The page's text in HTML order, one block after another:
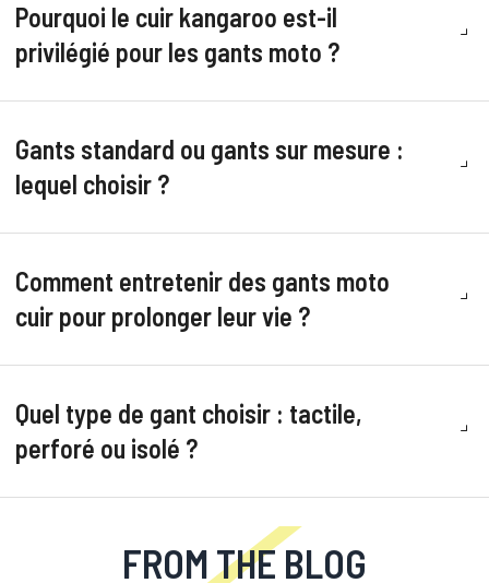
Pourquoi le cuir kangaroo est-il
privilégié pour les gants moto ?
Gants standard ou gants sur mesure :
lequel choisir ?
Comment entretenir des gants moto
cuir pour prolonger leur vie ?
Quel type de gant choisir : tactile,
perforé ou isolé ?
FROM THE BLOG